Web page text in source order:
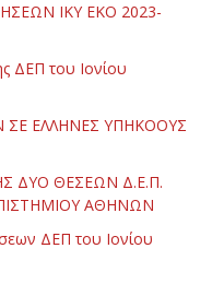
ΙΚΥ ΕΚΟ 2023-
ΔΕΠ του Ιονίου
ΕΛΛΗΝΕΣ ΥΠΗΚΟΟΥΣ
ΔΥΟ ΘΕΣΕΩΝ Δ.Ε.Π.
ΑΘΗΝΩΝ
ΔΕΠ του Ιονίου